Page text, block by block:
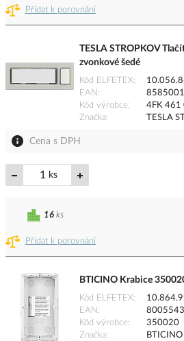
Přidat k porovnání
TESLA STROPKOV
zvonkové šedé
Kód ELFETEX
EAN
Kód výrobce
4FK 461
Značka
TESLA
Cena s DPH
ks
Přidat k porovnání
16 ks
BTICINO Krabice
Kód ELFETEX
EAN
Kód výrobce
350020
Značka
BTICINO